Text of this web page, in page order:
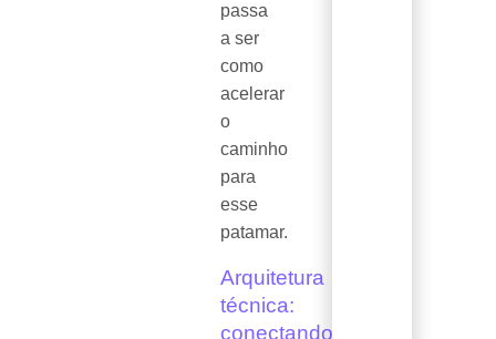
passa
a ser
como
acelerar
o
caminho
para
esse
patamar.
Arquitetura
técnica:
conectando